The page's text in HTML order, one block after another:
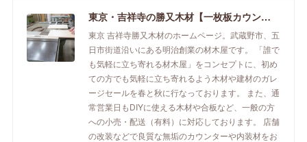
東京・吉祥寺の勝又木材【一枚板カウンター】
東京 吉祥寺勝又木材のホームページ。武蔵野市、五
日市街道沿いにある明治創業の材木屋です。 「誰で
も気軽に立ち寄れる材木屋」をコンセプトに、初め
ての方でも気軽に立ち寄れるよう木材や建材のガレ
ージセールを春と秋に行なっております。 また、通
常営業日もDIYに使える木材や合板など、一般の方
への小売・配送（有料）に対応しております。 店舗
の改装などで良質な無垢のカウンターや内装材をお